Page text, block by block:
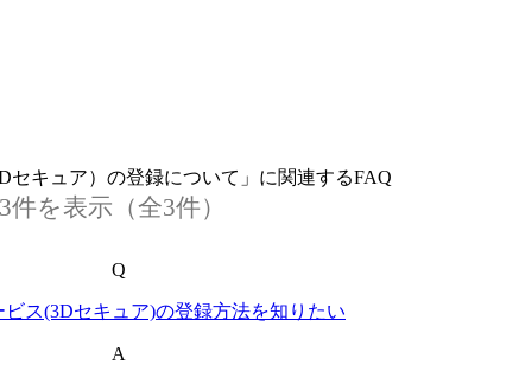
セキュア）の登録について」に関連するFAQ
件を表示（全3件）
Q
ス(3Dセキュア)の登録方法を知りたい
A